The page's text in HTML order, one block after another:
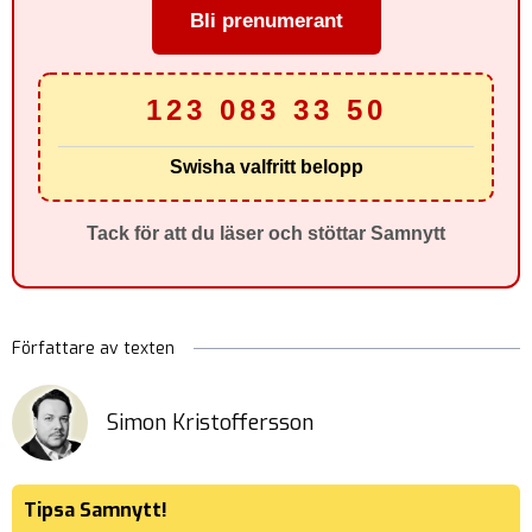
Bli prenumerant
123 083 33 50
Swisha valfritt belopp
Tack för att du läser och stöttar Samnytt
Författare av texten
Simon Kristoffersson
Tipsa Samnytt!